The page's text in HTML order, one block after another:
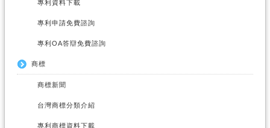
專利資料下載
專利申請免費諮詢
專利OA答辯免費諮詢
商標
商標新聞
台灣商標分類介紹
專利商標資料下載